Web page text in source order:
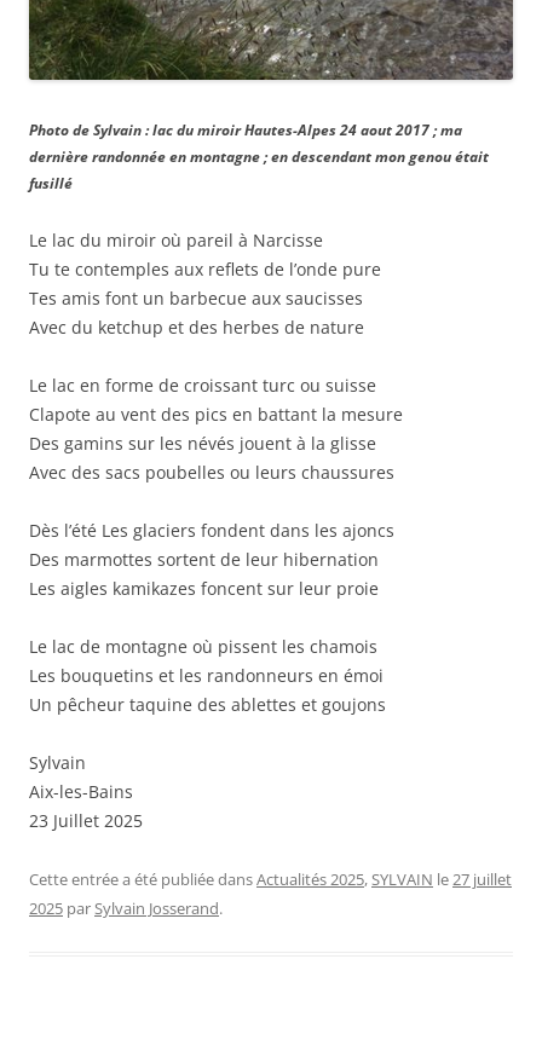
Photo de Sylvain : lac du miroir Hautes-Alpes 24 aout 2017 ; ma
dernière randonnée en montagne ; en descendant mon genou était
fusillé
Le lac du miroir où pareil à Narcisse
Tu te contemples aux reflets de l’onde pure
Tes amis font un barbecue aux saucisses
Avec du ketchup et des herbes de nature
Le lac en forme de croissant turc ou suisse
Clapote au vent des pics en battant la mesure
Des gamins sur les névés jouent à la glisse
Avec des sacs poubelles ou leurs chaussures
Dès l’été Les glaciers fondent dans les ajoncs
Des marmottes sortent de leur hibernation
Les aigles kamikazes foncent sur leur proie
Le lac de montagne où pissent les chamois
Les bouquetins et les randonneurs en émoi
Un pêcheur taquine des ablettes et goujons
Sylvain
Aix-les-Bains
23 Juillet 2025
Cette entrée a été publiée dansActualités 2025,SYLVAIN le27 juillet
2025 parSylvain Josserand.